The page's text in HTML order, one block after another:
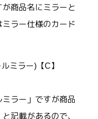
商品名にミラーと
ラー仕様のカード
ミラー)【C】
ラー」ですが商品
記載があるので、